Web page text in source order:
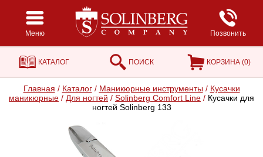
Меню Позвонить
КАТАЛОГ ПОИСК КОРЗИНА (0)
Главная / Каталог / Маникюрные инструменты / Кусачки
маникюрные / Для ногтей / Solinberg Comfort Line / Кусачки для
ногтей Solinberg 133